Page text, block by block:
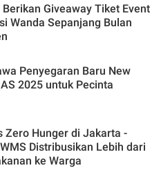
Giveaway Tiket Event
Wanda Sepanjang Bulan
Penyegaran Baru New
2025 untuk Pecinta
Zero Hunger di Jakarta -
Distribusikan Lebih dari
ke Warga